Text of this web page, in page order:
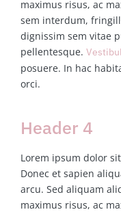
maximus risus, ac
sem interdum,
dignissim sem vitae
pellentesque.
posuere. In hac
orci.
Header 4
Lorem ipsum dolor
Donec et sapien
arcu. Sed aliquam
maximus risus, ac